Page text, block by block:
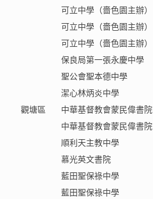
可立中學（嗇色園主辦）
可立中學（嗇色園主辦）
可立中學（嗇色園主辦）
保良局第一張永慶中學
聖公會聖本德中學
潔心林炳炎中學
觀塘區
中華基督教會蒙民偉書院
中華基督教會蒙民偉書院
順利天主教中學
慕光英文書院
藍田聖保祿中學
藍田聖保祿中學